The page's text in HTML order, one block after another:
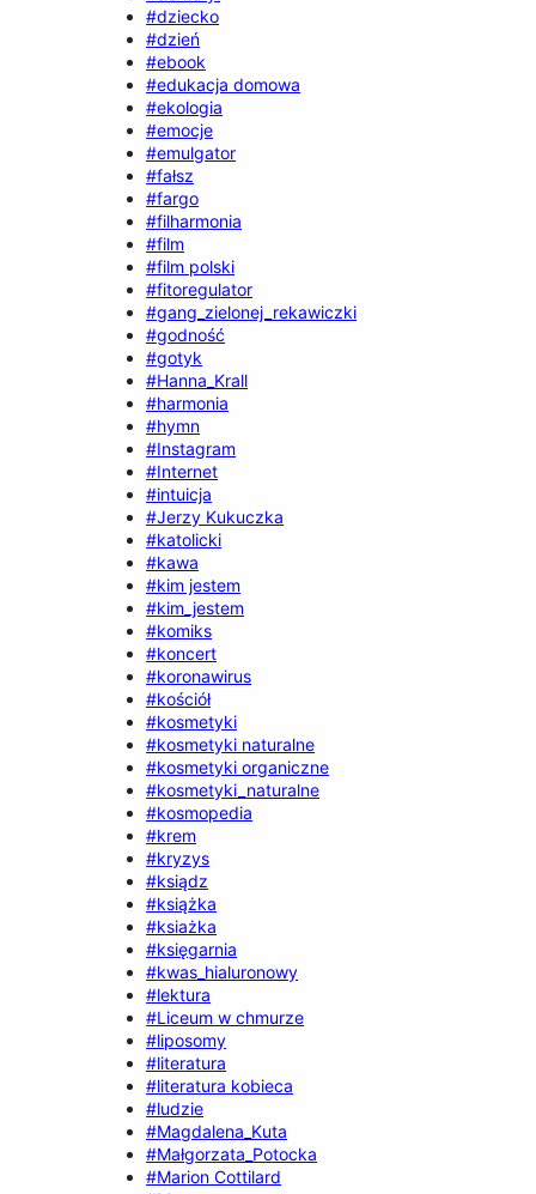
#dziecko
#dzień
#ebook
#edukacja domowa
#ekologia
#emocje
#emulgator
#fałsz
#fargo
#filharmonia
#film
#film polski
#fitoregulator
#gang_zielonej_rekawiczki
#godność
#gotyk
#Hanna_Krall
#harmonia
#hymn
#Instagram
#Internet
#intuicja
#Jerzy Kukuczka
#katolicki
#kawa
#kim jestem
#kim_jestem
#komiks
#koncert
#koronawirus
#kościół
#kosmetyki
#kosmetyki naturalne
#kosmetyki organiczne
#kosmetyki_naturalne
#kosmopedia
#krem
#kryzys
#ksiądz
#książka
#ksiażka
#księgarnia
#kwas_hialuronowy
#lektura
#Liceum w chmurze
#liposomy
#literatura
#literatura kobieca
#ludzie
#Magdalena_Kuta
#Małgorzata_Potocka
#Marion Cottilard